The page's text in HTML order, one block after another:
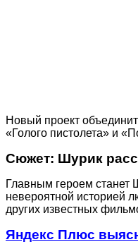
Новый проект
«Голого пистолета» и
Сюжет: Шурик
Главным героем станет
невероятной историей
других известных
Яндекс Плюс